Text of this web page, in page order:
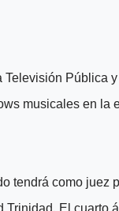
Pública
musicales en la
tendrá como juez
El cuarto